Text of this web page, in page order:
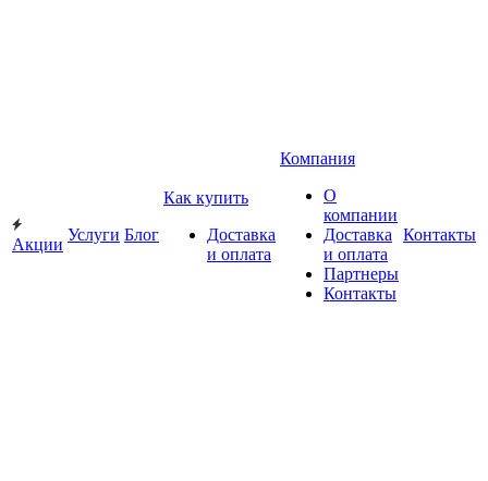
Акции
Услуги Блог
Как купить
Доставка
и оплата
Компания
О
компании
Доставка
и оплата
Партнеры
Контакты
Контакты